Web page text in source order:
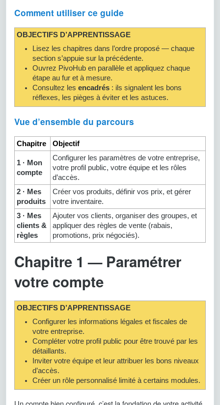
Comment utiliser ce guide
OBJECTIFS D’APPRENTISSAGE
Lisez les chapitres dans l’ordre proposé — chaque
section s’appuie sur la précédente.
Ouvrez PivoHub en parallèle et appliquez chaque
étape au fur et à mesure.
Consultez les encadrés : ils signalent les bons
réflexes, les pièges à éviter et les astuces.
Vue d’ensemble du parcours
Chapitre Objectif
1 · Mon
compte
Configurer les paramètres de votre entreprise,
votre profil public, votre équipe et les rôles
d’accès.
2 · Mes
produits
Créer vos produits, définir vos prix, et gérer
votre inventaire.
3 · Mes
clients &
règles
Ajouter vos clients, organiser des groupes, et
appliquer des règles de vente (rabais,
promotions, prix négociés).
Chapitre 1 — Paramétrer
votre compte
OBJECTIFS D’APPRENTISSAGE
Configurer les informations légales et fiscales de
votre entreprise.
Compléter votre profil public pour être trouvé par les
détaillants.
Inviter votre équipe et leur attribuer les bons niveaux
d’accès.
Créer un rôle personnalisé limité à certains modules.